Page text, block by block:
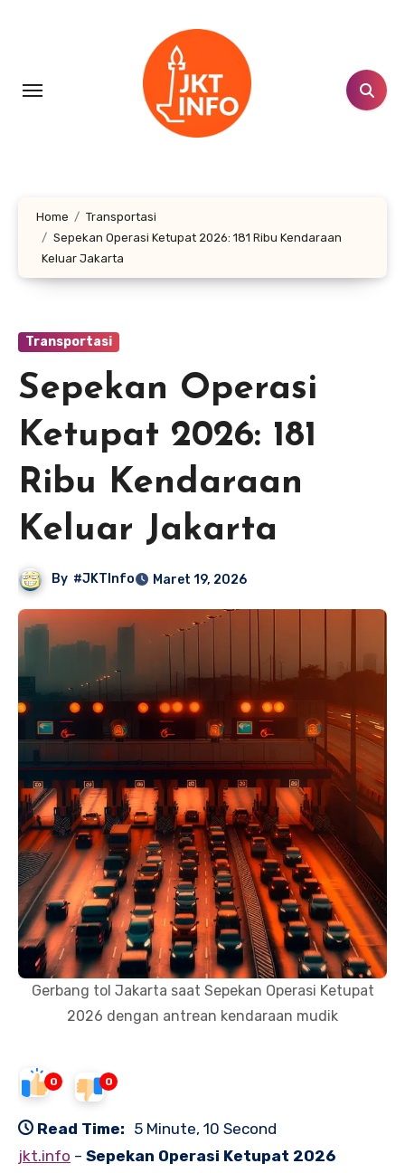
Home
Transportasi
Sepekan Operasi Ketupat 2026: 181 Ribu Kendaraan
Keluar Jakarta
Transportasi
Sepekan Operasi
Ketupat 2026: 181
Ribu Kendaraan
Keluar Jakarta
By #JKTInfo Maret 19, 2026
Gerbang tol Jakarta saat Sepekan Operasi Ketupat
2026 dengan antrean kendaraan mudik
0 0
Read Time: 5 Minute, 10 Second
jkt.info – Sepekan Operasi Ketupat 2026